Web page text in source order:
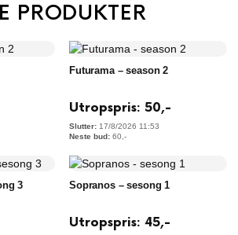
PRODUKTER
Futurama – season 2
Utropspris: 50,-
17/8/2026 11:53
60 ,-
3 Sopranos – sesong 1
Utropspris: 45,-